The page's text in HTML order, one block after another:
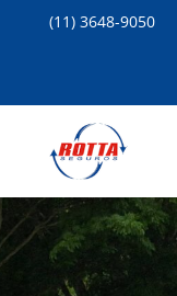
(11) 3648-9050